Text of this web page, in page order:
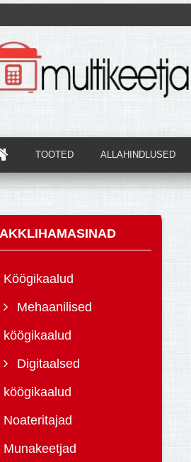
TOOTED ALLAHINDLUSED
Köögikaalud
Mehaanilised
köögikaalud
Digitaalsed
köögikaalud
Noateritajad
Munakeetjad